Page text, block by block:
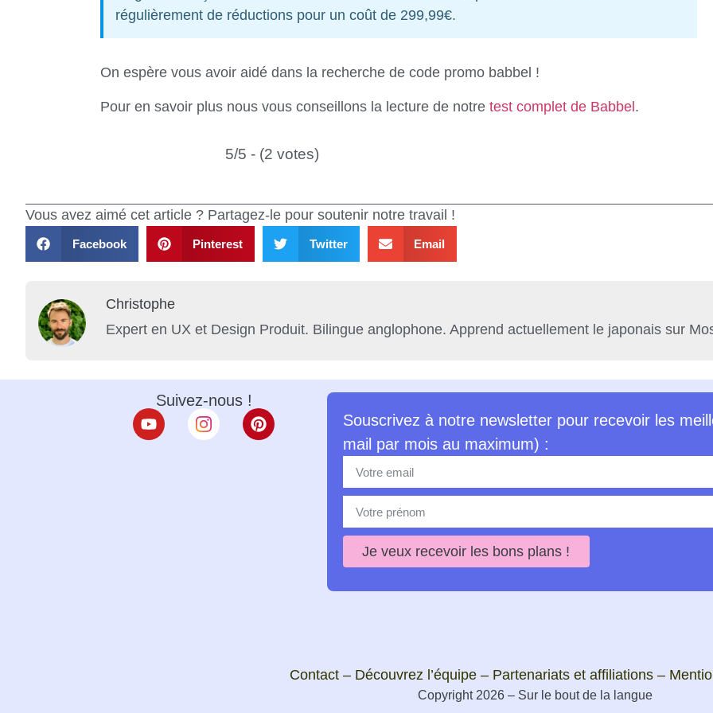
régulièrement de réductions pour un coût de 299,99€.
On espère vous avoir aidé dans la recherche de code promo babbel !
Pour en savoir plus nous vous conseillons la lecture de notre test complet de Babbel .
5/5 - (2 votes)
Vous avez aimé cet article ? Partagez-le pour soutenir notre travail !
Facebook Pinterest Twitter Email
Christophe
Expert en UX et Design Produit. Bilingue anglophone. Apprend actuellement le japonais sur
Suivez-nous !
Souscrivez à notre newsletter pour recevoir les
mail par mois au maximum) :
Je veux recevoir les bons plans !
Contact– Découvrez l’équipe– Partenariats et affiliations–
Copyright 2026 – Sur le bout de la langue